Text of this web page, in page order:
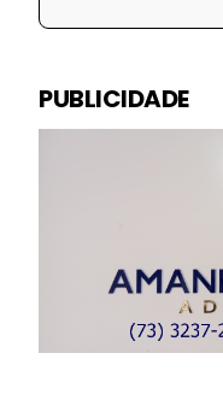
PUBLICIDADE